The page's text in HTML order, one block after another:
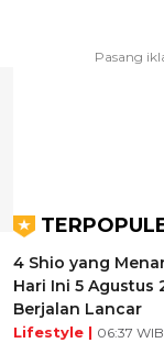
4 Shio yang
Hari Ini 5 Agustus
Berjalan Lancar
Lifestyle | 06:37 WIB